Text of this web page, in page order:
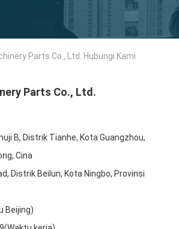
Parts Co., Ltd. Hubungi Kami
Parts Co., Ltd.
B, Distrik Tianhe, Kota Guangzhou,
Cina
Distrik Beilun, Kota Ningbo, Provinsi
Beijing)